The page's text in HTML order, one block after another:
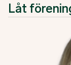
Låt